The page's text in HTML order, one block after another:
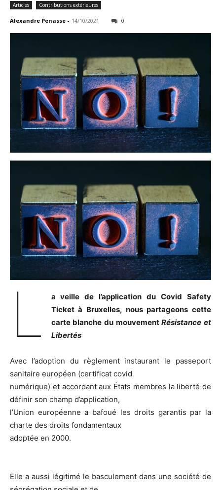
Articles Contributions extérieures
Alexandre Penasse - 14/10/2021 0
L
a veille de l’application du Covid Safety
Ticket à Bruxelles, nous partageons cette
carte blanche du mouvementRésistance et
Libertés
Avec l’adoption du règlement instaurant le passeport
sanitaire européen (certificat covid
numérique) et accordant aux États membres la liberté de
définir son champ d’application,
l’Union européenne a bafoué les droits garantis par la
charte des droits fondamentaux
adoptée en 2000.
Elle a aussi légitimé le basculement dans une société de